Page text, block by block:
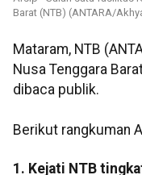
Barat (NTB) (ANTARA/
Mataram, NTB
Nusa Tenggara
dibaca publik.
Berikut rangkuman
1. Kejati NTB